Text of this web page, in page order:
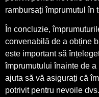
rambursați împrumutul în
În concluzie,
convenabilă de a obține
este important să
împrumutului înainte de a
ajuta să vă asigurați că
potrivit pentru nevoile